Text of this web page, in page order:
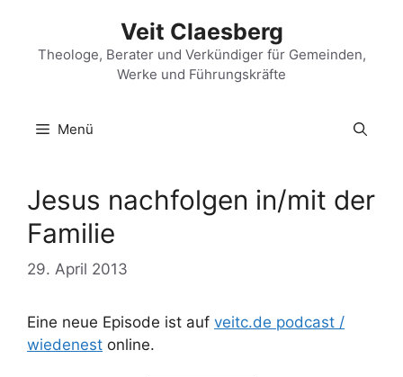
springen
Veit Claesberg
Theologe, Berater und Verkündiger für Gemeinden,
Werke und Führungskräfte
Menü
Jesus nachfolgen in/mit der
Familie
29. April 2013
Eine neue Episode ist auf veitc.de podcast /
wiedenest online.